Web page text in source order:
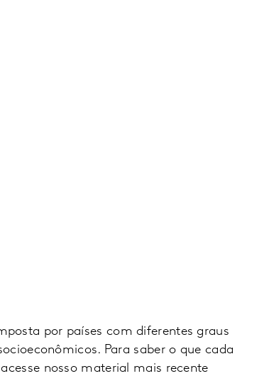
por países com diferentes graus
Para saber o que cada
nosso material mais recente